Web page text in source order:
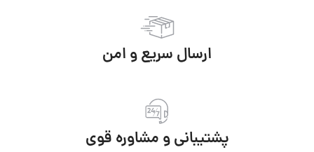
ارسال سریع و امن
پشتیبانی و مشاوره قوی